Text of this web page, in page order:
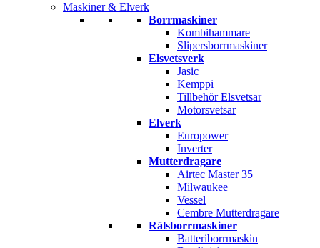
Maskiner & Elverk
Borrmaskiner
Kombihammare
Slipersborrmaskiner
Elsvetsverk
Jasic
Kemppi
Tillbehör Elsvetsar
Motorsvetsar
Elverk
Europower
Inverter
Mutterdragare
Airtec Master 35
Milwaukee
Vessel
Cembre Mutterdragare
Rälsborrmaskiner
Batteriborrmaskin